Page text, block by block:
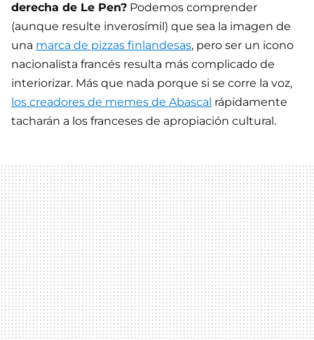
derecha de Le Pen? Podemos comprender
(aunque resulte inverosímil) que sea la imagen de
una marca de pizzas finlandesas, pero ser un icono
nacionalista francés resulta más complicado de
interiorizar. Más que nada porque si se corre la voz,
los creadores de memes de Abascal rápidamente
tacharán a los franceses de apropiación cultural.